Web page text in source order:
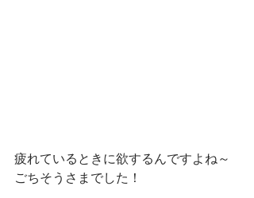
疲れているときに欲するんですよね～
ごちそうさまでした！